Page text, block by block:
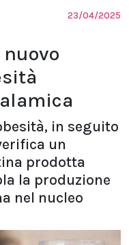
23/04/2025
in seguito
un
prodotta
la produzione
nel nucleo